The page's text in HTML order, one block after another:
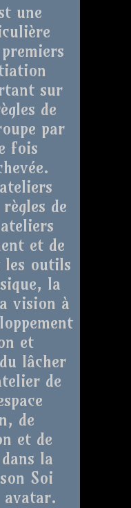
une
sur
de
par
fois
de
et de
outils
la
vision à
et
lâcher
de
de
et de
la
Soi
avatar.